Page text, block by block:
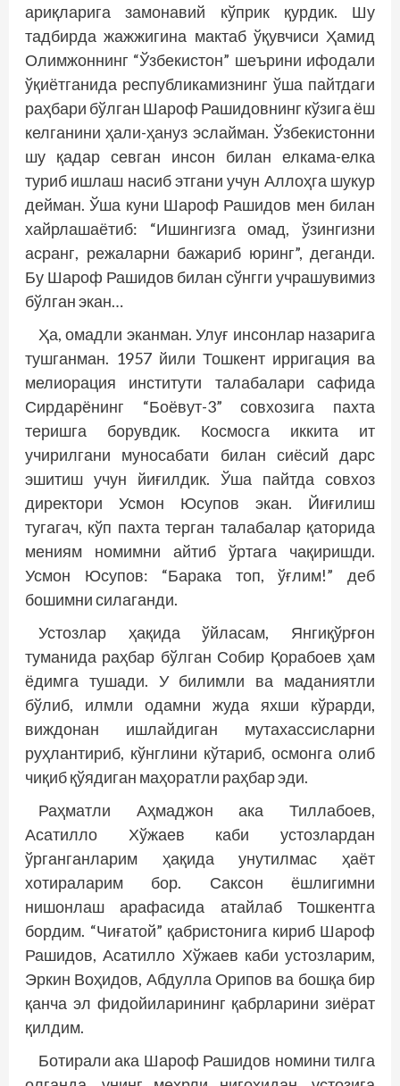
ариқларига замонавий кўприк қурдик. Шу
тадбирда жажжигина мактаб ўқувчиси Ҳамид
Олимжоннинг “Ўзбекистон” шеърини ифодали
ўқиётганида республикамизнинг ўша пайтдаги
раҳбари бўлган Шароф Рашидовнинг кўзига ёш
келганини ҳали-ҳануз эслайман. Ўзбекистонни
шу қадар севган инсон билан елкама-елка
туриб ишлаш насиб этгани учун Аллоҳга шукур
дейман. Ўша куни Шароф Рашидов мен билан
хайрлашаётиб: “Ишингизга омад, ўзингизни
асранг, режаларни бажариб юринг”, деганди.
Бу Шароф Рашидов билан сўнгги учрашувимиз
бўлган экан…
Ҳа, омадли эканман. Улуғ инсонлар назарига
тушганман. 1957 йили Тошкент ирригация ва
мелиорация институти талабалари сафида
Сирдарёнинг “Боёвут-3” совхозига пахта
теришга борувдик. Космосга иккита ит
учирилгани муносабати билан сиёсий дарс
эшитиш учун йиғилдик. Ўша пайтда совхоз
директори Усмон Юсупов экан. Йиғилиш
тугагач, кўп пахта терган талабалар қаторида
мениям номимни айтиб ўртага чақиришди.
Усмон Юсупов: “Барака топ, ўғлим!” деб
бошимни силаганди.
Устозлар ҳақида ўйласам, Янгиқўрғон
туманида раҳбар бўлган Собир Қорабоев ҳам
ёдимга тушади. У билимли ва маданиятли
бўлиб, илмли одамни жуда яхши кўрарди,
виждонан ишлайдиган мутахассисларни
руҳлантириб, кўнглини кўтариб, осмонга олиб
чиқиб қўядиган маҳоратли раҳбар эди.
Раҳматли Аҳмаджон ака Тиллабоев,
Асатилло Хўжаев каби устозлардан
ўрганганларим ҳақида унутилмас ҳаёт
хотираларим бор. Саксон ёшлигимни
нишонлаш арафасида атайлаб Тошкентга
бордим. “Чиғатой” қабристонига кириб Шароф
Рашидов, Асатилло Хўжаев каби устозларим,
Эркин Воҳидов, Абдулла Орипов ва бошқа бир
қанча эл фидойиларининг қабрларини зиёрат
қилдим.
Ботирали ака Шароф Рашидов номини тилга